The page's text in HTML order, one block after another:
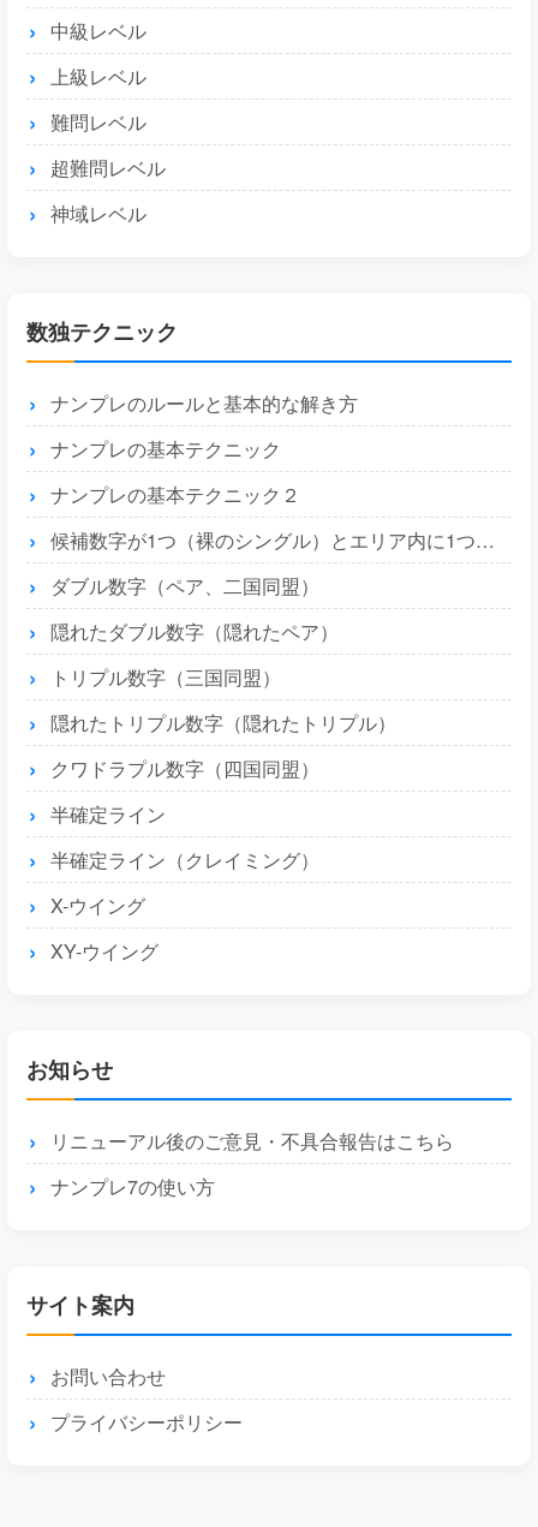
中級レベル
上級レベル
難問レベル
超難問レベル
神域レベル
数独テクニック
ナンプレのルールと基本的な解き方
ナンプレの基本テクニック
ナンプレの基本テクニック２
候補数字が1つ（裸のシングル）とエリア内に1つ（隠れたシングル）
ダブル数字（ペア、二国同盟）
隠れたダブル数字（隠れたペア）
トリプル数字（三国同盟）
隠れたトリプル数字（隠れたトリプル）
クワドラプル数字（四国同盟）
半確定ライン
半確定ライン（クレイミング）
X-ウイング
XY-ウイング
お知らせ
リニューアル後のご意見・不具合報告はこちら
ナンプレ7の使い方
サイト案内
お問い合わせ
プライバシーポリシー